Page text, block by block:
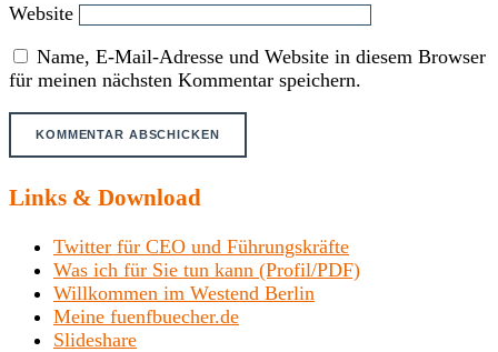
Website
Name, E-Mail-Adresse und Website in diesem Browser
für meinen nächsten Kommentar speichern.
Links & Download
Twitter für CEO und Führungskräfte
Was ich für Sie tun kann (Profil/PDF)
Willkommen im Westend Berlin
Meine fuenfbuecher.de
Slideshare